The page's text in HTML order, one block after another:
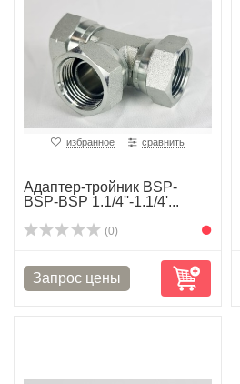
избранное сравнить
Адаптер-тройник BSP-
BSP-BSP 1.1/4''-1.1/4'...
(0)